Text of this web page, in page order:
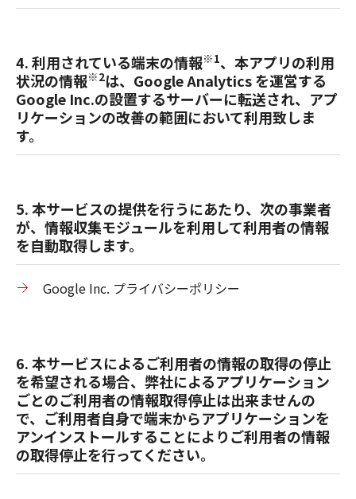
4. 利用されている端末の情報※1、本アプリの利用
状況の情報※2は、Google Analytics を運営する
Google Inc.の設置するサーバーに転送され、アプ
リケーションの改善の範囲において利用致しま
す。
5. 本サービスの提供を行うにあたり、次の事業者
が、情報収集モジュールを利用して利用者の情報
を自動取得します。
Google Inc. プライバシーポリシー
6. 本サービスによるご利用者の情報の取得の停止
を希望される場合、弊社によるアプリケーション
ごとのご利用者の情報取得停止は出来ませんの
で、ご利用者自身で端末からアプリケーションを
アンインストールすることによりご利用者の情報
の取得停止を行ってください。